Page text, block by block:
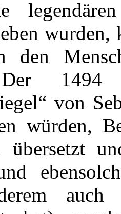
wurden,
den
1494
von
würden,
übersetzt